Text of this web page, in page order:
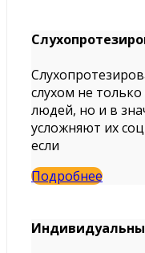
слухом не
людей, но и в
усложняют их
если
Подробнее